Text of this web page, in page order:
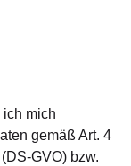
ich mich
gemäß Art. 4
GVO) bzw.